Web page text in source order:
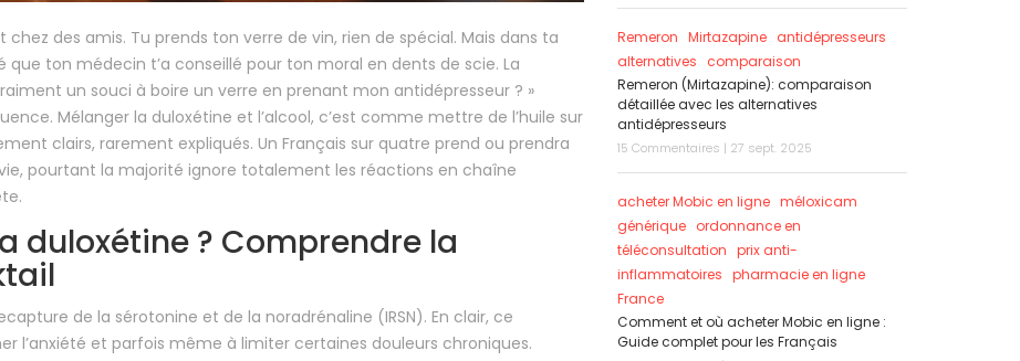
des amis. Tu prends ton verre de vin, rien de spécial. Mais dans ta
ton médecin t’a conseillé pour ton moral en dents de scie. La
un souci à boire un verre en prenant mon antidépresseur ? »
Mélanger la duloxétine et l’alcool, c’est comme mettre de l’huile sur
clairs, rarement expliqués. Un Français sur quatre prend ou prendra
pourtant la majorité ignore totalement les réactions en chaîne
duloxétine ? Comprendre la
de la sérotonine et de la noradrénaline (IRSN). En clair, ce
l’anxiété et parfois même à limiter certaines douleurs chroniques.
Remeron Mirtazapine
antidépresseurs
alternatives
comparaison
Remeron (Mirtazapine): comparaison
détaillée avec les alternatives
antidépresseurs
15 Commentaires | 27 sept. 2025
acheter Mobic en ligne méloxicam
générique
ordonnance en
téléconsultation prix anti-
inflammatoires pharmacie en ligne
France
Comment et où acheter Mobic en ligne :
Guide complet pour les Français